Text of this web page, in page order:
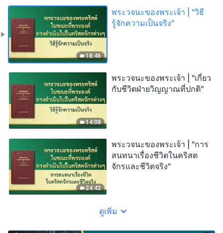
18:46
พระวจนะของพระเจ้า | "วิธี
รู้จักความเป็นจริง"
14:08
พระวจนะของพระเจ้า | "เกี่ยว
กับชีวิตฝ่ายวิญญาณที่ปกติ"
24:42
พระวจนะของพระเจ้า | "การ
สนทนาเรื่องชีวิตในคริสต
จักรและชีวิตจริง"
ดูเพิ่ม